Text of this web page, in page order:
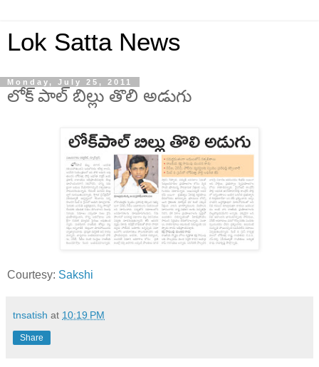
Lok Satta News
Monday, July 25, 2011
లోక్ పాల్ బిల్లు తొలి అడుగు
Courtesy: Sakshi
tnsatish at 10:19 PM
Share